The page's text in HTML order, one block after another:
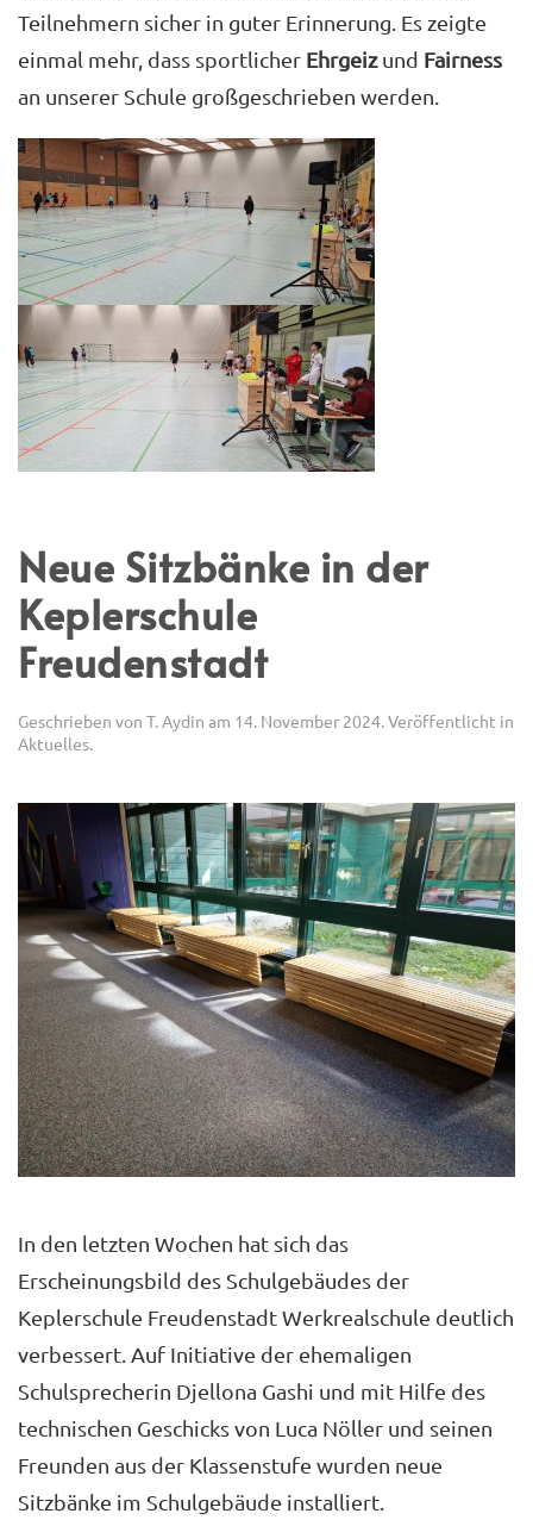
Teilnehmern sicher in guter Erinnerung. Es zeigte
einmal mehr, dass sportlicher Ehrgeizund Fairness
an unserer Schule großgeschrieben werden.
Neue Sitzbänke in der
Keplerschule
Freudenstadt
Geschrieben von T. Aydin am 14. November 2024. Veröffentlicht in
Aktuelles.
In den letzten Wochen hat sich das
Erscheinungsbild des Schulgebäudes der
Keplerschule Freudenstadt Werkrealschule deutlich
verbessert. Auf Initiative der ehemaligen
Schulsprecherin Djellona Gashi und mit Hilfe des
technischen Geschicks von Luca Nöller und seinen
Freunden aus der Klassenstufe wurden neue
Sitzbänke im Schulgebäude installiert.